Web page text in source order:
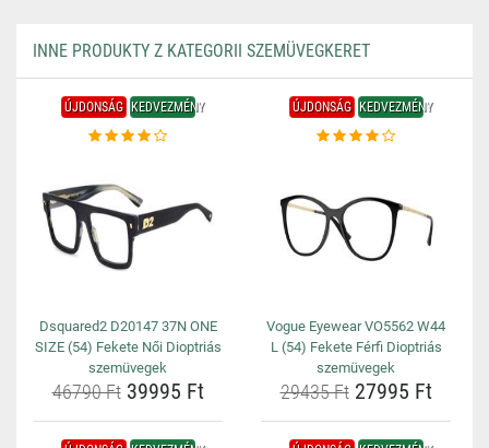
INNE PRODUKTY Z KATEGORII SZEMÜVEGKERET
ÚJDONSÁG KEDVEZMÉNY
Dsquared2 D20147 37N ONE
SIZE (54) Fekete Női Dioptriás
szemüvegek
46790 Ft39995 Ft
ÚJDONSÁG KEDVEZMÉNY
Vogue Eyewear VO5562 W44
L (54) Fekete Férfi Dioptriás
szemüvegek
29435 Ft27995 Ft